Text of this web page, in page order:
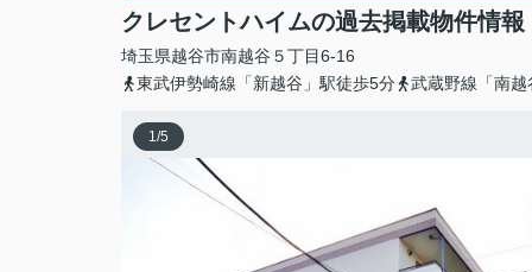
クレセントハイムの過去掲載物件情報
埼玉県越谷市南越谷 ５丁目6-16
東武伊勢崎線「新越谷」駅徒歩5分
武蔵野線「南
1/5